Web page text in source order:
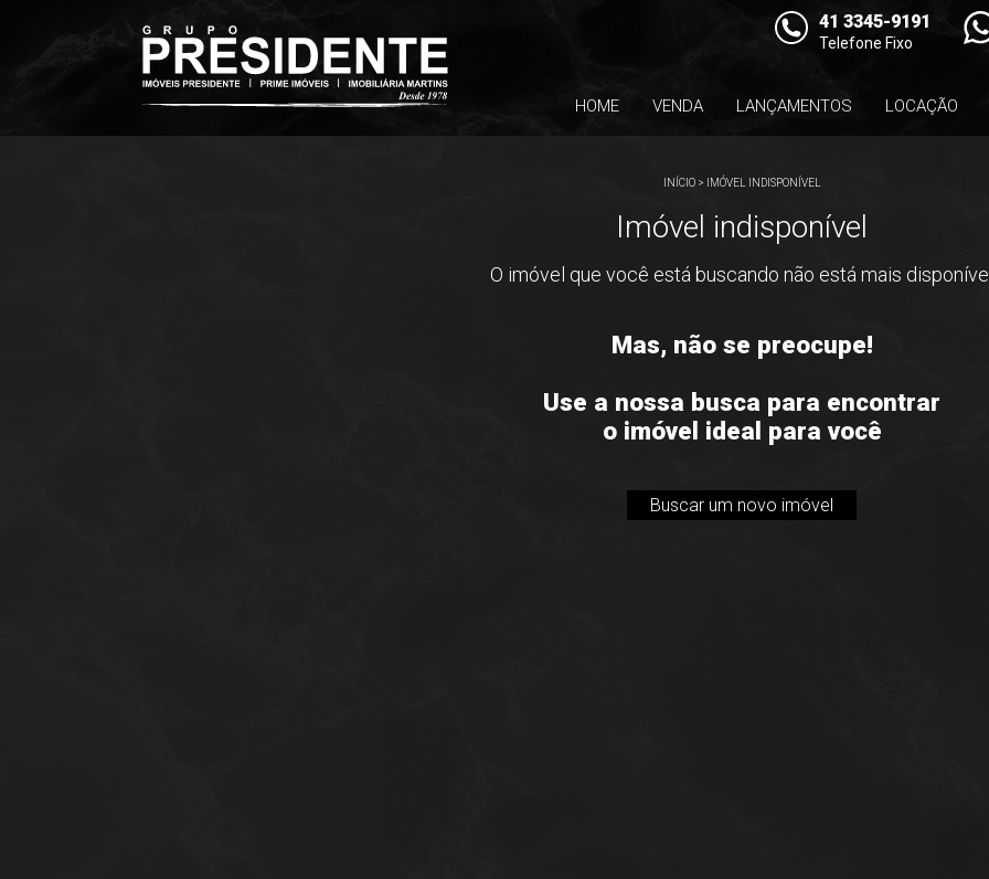
41 3345-9191
Telefone Fixo
HOME VENDA LANÇAMENTOS LOCAÇÃO
INÍCIO> IMÓVEL INDISPONÍVEL
Imóvel indisponível
O imóvel que você está buscando não está mais disponível
Mas, não se preocupe!
Use a nossa busca para encontrar
o imóvel ideal para você
Buscar um novo imóvel